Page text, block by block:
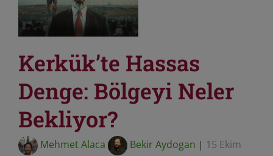
Kerkük’te Hassas
Denge: Bölgeyi Neler
Bekliyor?
Mehmet Alaca Bekir Aydogan | 15 Ekim